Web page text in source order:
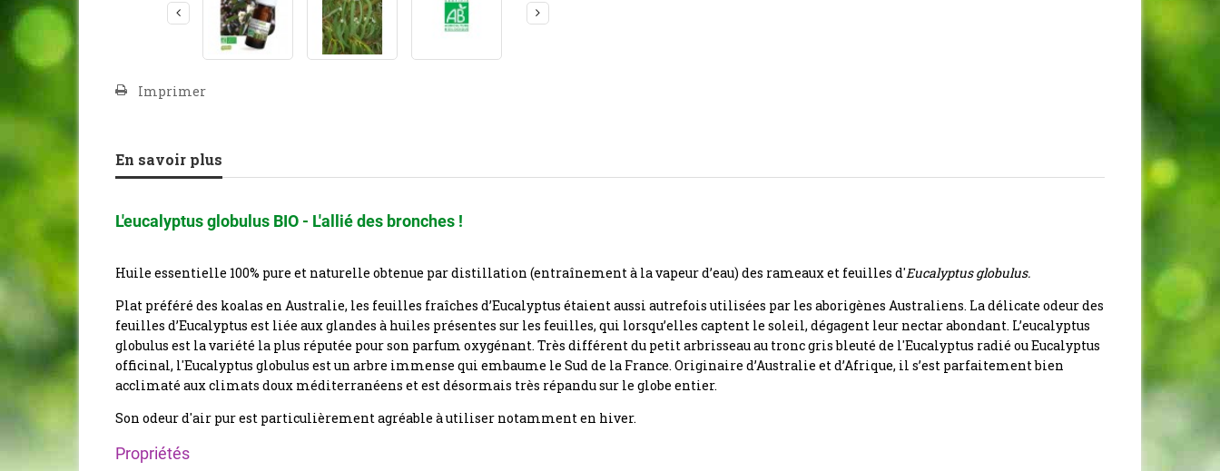
Imprimer
En savoir plus
L'eucalyptus globulus BIO - L'allié des bronches !
Huile essentielle 100% pure et naturelle obtenue par distillation (entraînement à la vapeur d’eau) des rameaux et feuilles d'Eucalyptus globulus.
Plat préféré des koalas en Australie, les feuilles fraîches d’Eucalyptus étaient aussi autrefois utilisées par les aborigènes Australiens. La délicate odeur des
feuilles d’Eucalyptus est liée aux glandes à huiles présentes sur les feuilles, qui lorsqu’elles captent le soleil, dégagent leur nectar abondant. L’eucalyptus
globulus est la variété la plus réputée pour son parfum oxygénant. Très différent du petit arbrisseau au tronc gris bleuté de l'Eucalyptus radié ou Eucalyptus
officinal, l'Eucalyptus globulus est un arbre immense qui embaume le Sud de la France. Originaire d’Australie et d’Afrique, il s’est parfaitement bien
acclimaté aux climats doux méditerranéens et est désormais très répandu sur le globe entier.
Son odeur d'air pur est particulièrement agréable à utiliser notamment en hiver.
Propriétés